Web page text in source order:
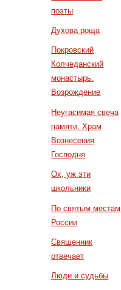
поэты
Духова роща
Покровский
Колчеданский
монастырь.
Возрождение
Неугасимая свеча
памяти. Храм
Вознесения
Господня
Ох, уж эти
школьники
По святым местам
России
Священник
отвечает
Люди и судьбы